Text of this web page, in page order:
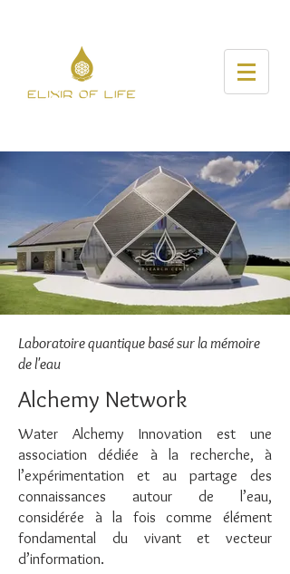
Laboratoire quantique basé sur la mémoire
de l'eau
Alchemy Network
Water Alchemy Innovation est une
association dédiée à la recherche, à
l’expérimentation et au partage des
connaissances autour de l’eau,
considérée à la fois comme élément
fondamental du vivant et vecteur
d’information.